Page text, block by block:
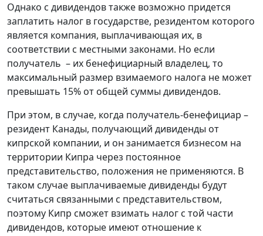
Однако с дивидендов также возможно придется
заплатить налог в государстве, резидентом которого
является компания, выплачивающая их, в
соответствии с местными законами. Но если
получатель – их бенефициарный владелец, то
максимальный размер взимаемого налога не может
превышать 15% от общей суммы дивидендов.
При этом, в случае, когда получатель-бенефициар –
резидент Канады, получающий дивиденды от
кипрской компании, и он занимается бизнесом на
территории Кипра через постоянное
представительство, положения не применяются. В
таком случае выплачиваемые дивиденды будут
считаться связанными с представительством,
поэтому Кипр сможет взимать налог с той части
дивидендов, которые имеют отношение к